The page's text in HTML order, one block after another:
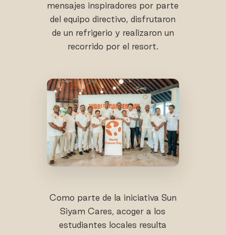
mensajes inspiradores por parte
del equipo directivo, disfrutaron
de un refrigerio y realizaron un
recorrido por el resort.
Como parte de la iniciativa Sun
Siyam Cares, acoger a los
estudiantes locales resulta